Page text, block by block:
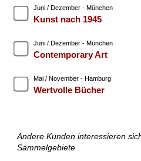
Juni / Dezember - München
Kunst nach 1945
Juni / Dezember - München
Contemporary Art
Mai / November - Hamburg
Wertvolle Bücher
Andere Kunden interessieren
Sammelgebiete